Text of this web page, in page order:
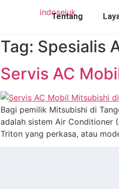
Tentang
Tag: Spesialis
Servis AC
Bagi pemilik Mitsubishi di
adalah sistem Air Conditioner
Triton yang perkasa, atau